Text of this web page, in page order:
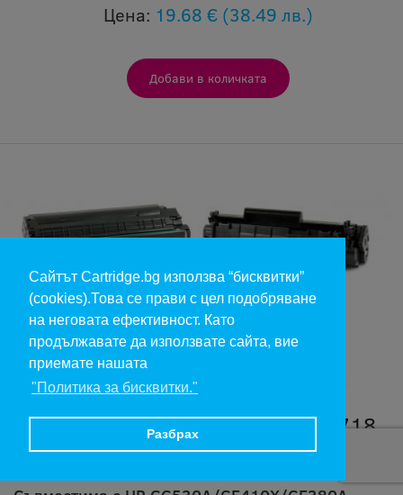
Сайтът Cartridge.bg използва “бисквитки”
(cookies).Това се прави с цел подобряване
на неговата ефективност. Като
продължавате да използвате сайта, вие
приемате нашата
"Политика за бисквитки."
Разбрах
Цена: 19.68 € (38.49 лв.)
CC530A/CE410X/CF380A/CRG718
Съвместима тонер касета